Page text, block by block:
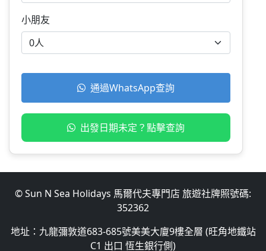
小朋友
通過WhatsApp查詢
出發日期未定？點擊查詢
© Sun N Sea Holidays 馬爾代夫專門店 旅遊社牌照號碼:
352362
地址：九龍彌敦道683-685號美美大廈9樓全層 (旺角地鐵站
C1 出口 恆生銀行側)